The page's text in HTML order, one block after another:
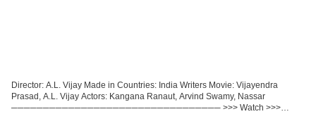
Director: A.L. Vijay Made in Countries: India Writers Movie: Vijayendra
Prasad, A.L. Vijay Actors: Kangana Ranaut, Arvind Swamy, Nassar
───────────────────────────────── >>> Watch >>>